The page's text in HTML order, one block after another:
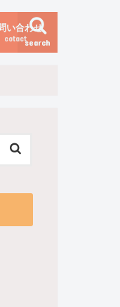
search
い合わせ
cotact